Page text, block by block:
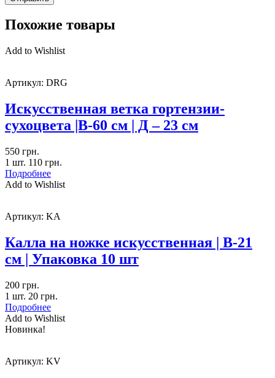
Похожие товары
Add to Wishlist
Артикул: DRG
Искусственная ветка гортензии-
сухоцвета |В-60 см | Д – 23 см
550 грн.
1 шт. 110 грн.
Подробнее
Add to Wishlist
Артикул: KA
Калла на ножке искусственная | В-21
см | Упаковка 10 шт
200 грн.
1 шт. 20 грн.
Подробнее
Add to Wishlist
Новинка!
Артикул: KV